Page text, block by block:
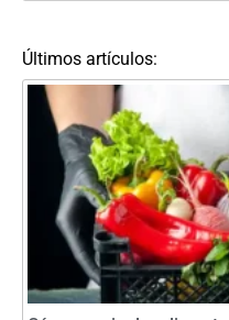
Últimos artículos: